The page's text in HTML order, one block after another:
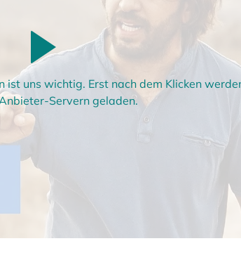
ist uns wichtig. Erst nach dem Klicken
Servern geladen.